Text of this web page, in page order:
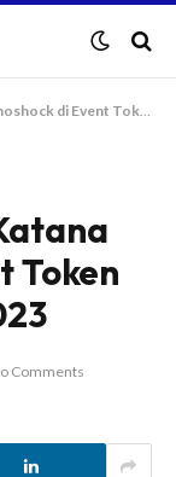
Wheel FF Oktober 2023
Token
Comments